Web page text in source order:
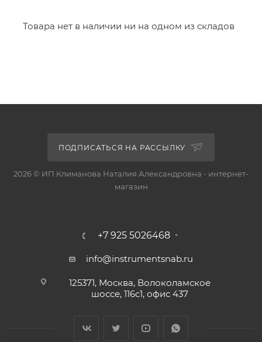
Товара нет в наличии ни на одном из складов
ПОДПИСАТЬСЯ НА РАССЫЛКУ
2026 © ИП Климанова Наталия Александровна - интернет-
магазин
+7 925 5026468
info@instrumentsnab.ru
125371, Москва, Волоколамское
шоссе, 116с1, офис 437